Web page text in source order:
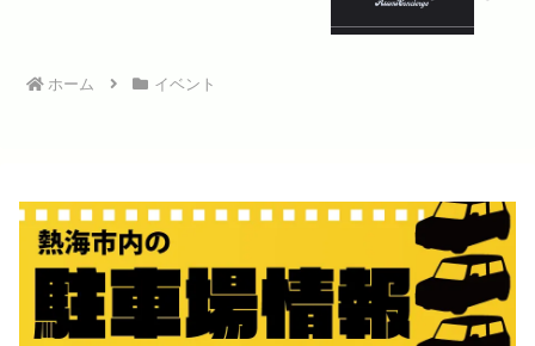
ホーム イベント